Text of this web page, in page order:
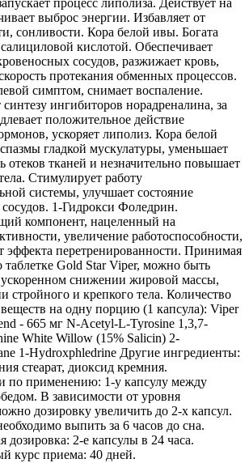
процесс липолиза. Действует на
выброс энергии. Избавляет от
сонливости. Кора белой ивы. Богата
кислотой. Обеспечивает
сосудов, разжижает кровь,
протекания обменных процессов.
симптом, снимает воспаление.
синтезу ингибиторов норадреналина, за
положительное действие
ускоряет липолиз. Кора белой
гладкой мускулатуры, уменьшает
отеков тканей и незначительно повышает
Стимулирует работу
системы, улучшает состояние
1-Гидрокси Фоледрин.
компонент, нацеленный на
увеличение работоспособности,
эффекта перетренированности. Принимая
таблетке Gold Star Viper, можно быть
снижении жировой массы,
стройного и крепкого тела. Количество
на одну порцию (1 капсула): Viper
- 665 мг N-Acetyl-L-Tyrosine 1,3,7-
White Willow (15% Salicin) 2-
1-Hydroxphledrine Другие ингредиенты:
стеарат, диоксид кремния.
по применению: 1-у капсулу между
В зависимости от уровня
дозировку увеличить до 2-х капсул.
выпить за 6 часов до сна.
дозировка: 2-е капсулы в 24 часа.
курс приема: 40 дней.